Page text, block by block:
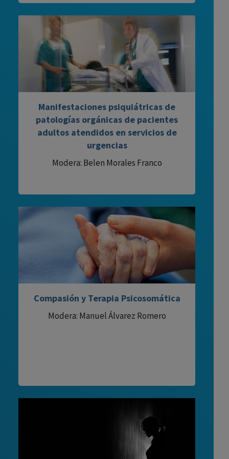
Manifestaciones psiquiátricas de
patologías orgánicas de pacientes
adultos atendidos en servicios de
urgencias
Modera: Belen Morales Franco
Compasión y Terapia Psicosomática
Modera: Manuel Álvarez Romero